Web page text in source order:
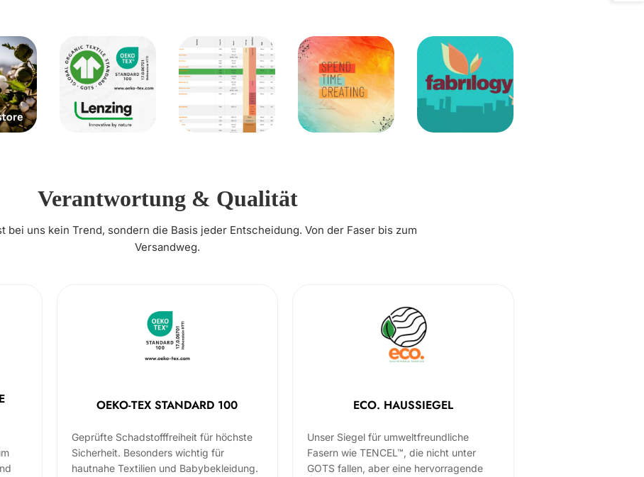
Verantwortung & Qualität
bei uns kein Trend, sondern die Basis jeder Entscheidung. Von der Faser bis zum
Versandweg.
OEKO-TEX STANDARD 100
Geprüfte Schadstofffreiheit für höchste
Sicherheit. Besonders wichtig für
hautnahe Textilien und Babybekleidung.
ECO. HAUSSIEGEL
Unser Siegel für umweltfreundliche
Fasern wie TENCEL™, die nicht unter
GOTS fallen, aber eine hervorragende